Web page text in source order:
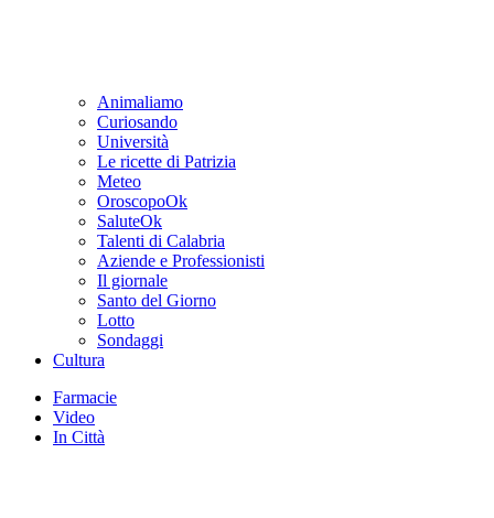
Animaliamo
Curiosando
Università
Le ricette di Patrizia
Meteo
OroscopoOk
SaluteOk
Talenti di Calabria
Aziende e Professionisti
Il giornale
Santo del Giorno
Lotto
Sondaggi
Cultura
Farmacie
Video
In Città